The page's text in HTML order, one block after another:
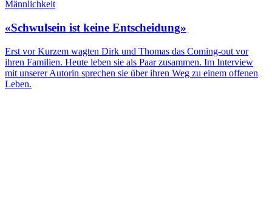
Männlichkeit
«Schwulsein ist keine Entscheidung»
Erst vor Kurzem wagten Dirk und Thomas das Coming-out vor
ihren Familien. Heute leben sie als Paar zusammen. Im Interview
mit unserer Autorin sprechen sie über ihren Weg zu einem offenen
Leben.